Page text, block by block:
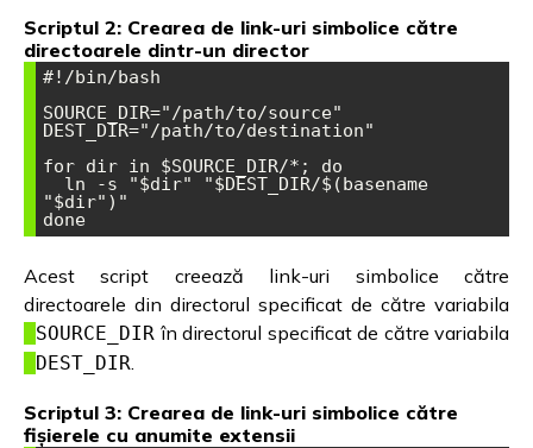
Scriptul 2: Crearea de link-uri simbolice către
directoarele dintr-un director
#!/bin/bash
SOURCE_DIR="/path/to/source"
DEST_DIR="/path/to/destination"
for dir in $SOURCE_DIR/*; do
"$dir")"
done
Acest script creează link-uri simbolice către
directoarele din directorul specificat de către variabila
SOURCE_DIR în directorul specificat de către variabila
DEST_DIR
Scriptul 3: Crearea de link-uri simbolice către
fișierele cu anumite extensii